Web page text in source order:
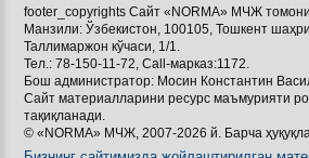
footer_copyrights Сайт «NORMA» МЧЖ
Манзили: Ўзбекистон, 100105, Тошкент
Таллимаржон кўчаси, 1/1.
Тел.: 78-150-11-72, Call-марказ:1172.
Бош администратор: Мосин Константин
Сайт материалларини ресурс маъмурияти
тақиқланади.
© «NORMA» МЧЖ, 2007-2026 й. Барча